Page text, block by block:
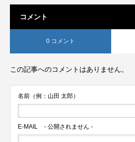
コメント
0 コメント
この記事へのコメントはありません。
名前（例：山田 太郎）
E-MAIL - 公開されません -